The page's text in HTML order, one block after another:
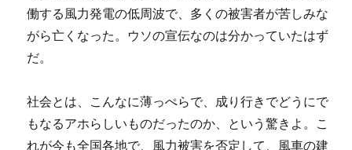
働する風力発電の低周波で、多くの被害者が苦しみな
がら亡くなった。ウソの宣伝なのは分かっていたはず
だ。
社会とは、こんなに薄っぺらで、成り行きでどうにで
もなるアホらしいものだったのか、という驚きよ。こ
れが今も全国各地で、風力被害を否定して、風車の建